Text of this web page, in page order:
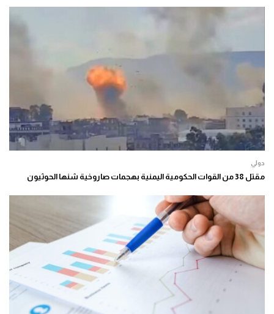
دولي
مقتل 38 من القوات الحكومية اليمنية بهجمات صاروخية شنها الحوثيون